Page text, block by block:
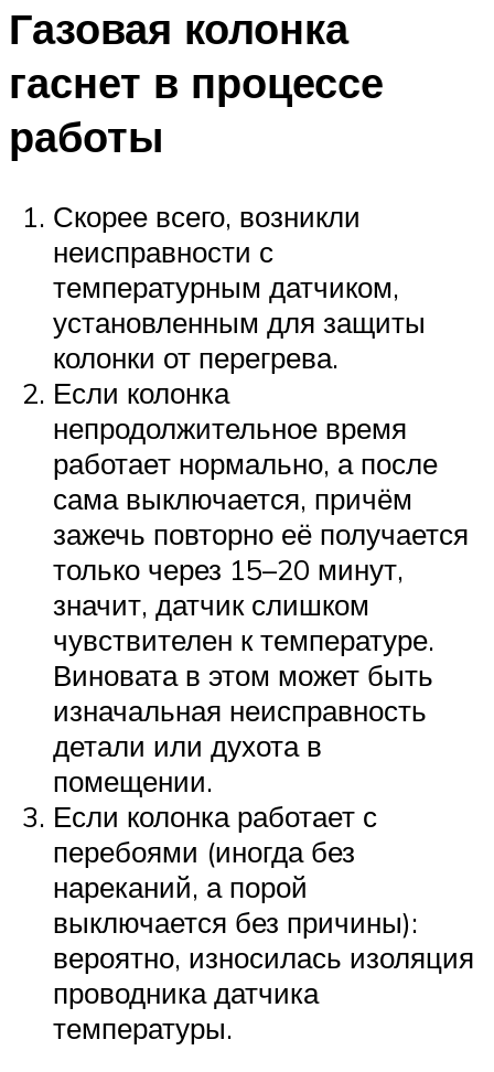
Газовая колонка
гаснет в процессе
работы
Скорее всего, возникли
неисправности с
температурным датчиком,
установленным для защиты
колонки от перегрева.
Если колонка
непродолжительное время
работает нормально, а после
сама выключается, причём
зажечь повторно её получается
только через 15–20 минут,
значит, датчик слишком
чувствителен к температуре.
Виновата в этом может быть
изначальная неисправность
детали или духота в
помещении.
Если колонка работает с
перебоями (иногда без
нареканий, а порой
выключается без причины):
вероятно, износилась изоляция
проводника датчика
температуры.